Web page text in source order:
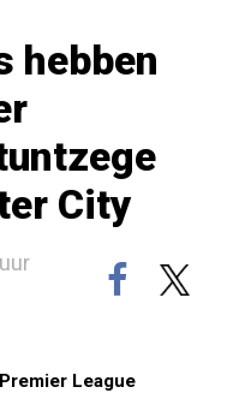
hebben
City
League